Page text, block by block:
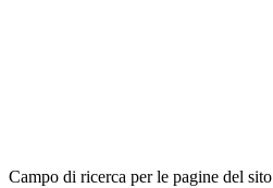
Campo di ricerca per le pagine del sito